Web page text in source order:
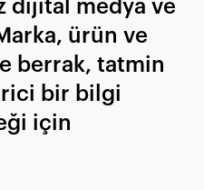
dijital medya ve
ürün ve
berrak, tatmin
bir bilgi
için